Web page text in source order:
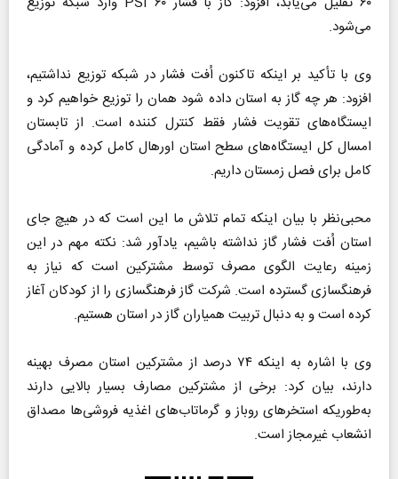
می‌شود.
وی با تأکید بر اینکه تاکنون اُفت فشار در شبکه توزیع نداشتیم،
افزود: هر چه گاز به استان داده شود همان را توزیع خواهیم کرد و
ایستگاه‌های تقویت فشار فقط کنترل کننده است. از تابستان
امسال کل ایستگاه‌های سطح استان اورهال کامل کرده و آمادگی
کامل برای فصل زمستان داریم.
محبی‌نظر با بیان اینکه تمام تلاش ما این است که در هیچ جای
استان اُفت فشار گاز نداشته باشیم، یادآور شد: نکته مهم در این
زمینه رعایت الگوی مصرف توسط مشترکین است که نیاز به
فرهنگسازی گسترده است. شرکت گاز فرهنگسازی را از کودکان آغاز
کرده است و به دنبال تربیت همیاران گاز در استان هستیم.
وی با اشاره به اینکه ۷۴ درصد از مشترکین استان مصرف بهینه
دارند، بیان کرد: برخی از مشترکین مصارف بسیار بالایی دارند
به‌طوریکه استخرهای روباز و گرماتاب‌های اغذیه فروشی‌ها مصداق
انشعاب غیرمجاز است.